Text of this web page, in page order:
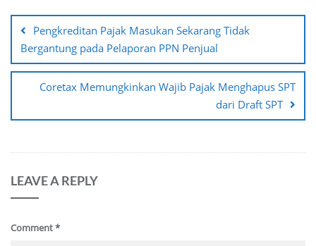
navigation
Pengkreditan Pajak Masukan Sekarang Tidak
Bergantung pada Pelaporan PPN Penjual
Coretax Memungkinkan Wajib Pajak Menghapus SPT
dari Draft SPT
LEAVE A REPLY
Comment*